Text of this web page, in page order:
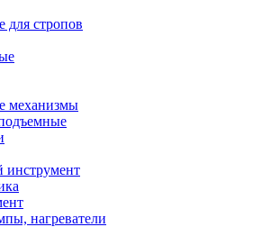
стропов
механизмы
инструмент
нагреватели